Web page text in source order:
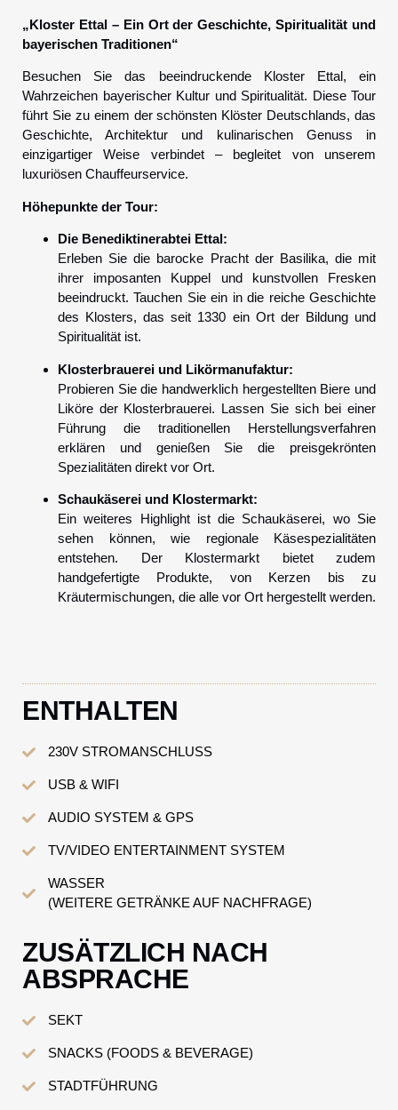
„Kloster Ettal – Ein Ort der Geschichte, Spiritualität und
bayerischen Traditionen“
Besuchen Sie das beeindruckende Kloster Ettal, ein
Wahrzeichen bayerischer Kultur und Spiritualität. Diese Tour
führt Sie zu einem der schönsten Klöster Deutschlands, das
Geschichte, Architektur und kulinarischen Genuss in
einzigartiger Weise verbindet – begleitet von unserem
luxuriösen Chauffeurservice.
Höhepunkte der Tour:
Die Benediktinerabtei Ettal:
Erleben Sie die barocke Pracht der Basilika, die mit
ihrer imposanten Kuppel und kunstvollen Fresken
beeindruckt. Tauchen Sie ein in die reiche Geschichte
des Klosters, das seit 1330 ein Ort der Bildung und
Spiritualität ist.
Klosterbrauerei und Likörmanufaktur:
Probieren Sie die handwerklich hergestellten Biere und
Liköre der Klosterbrauerei. Lassen Sie sich bei einer
Führung die traditionellen Herstellungsverfahren
erklären und genießen Sie die preisgekrönten
Spezialitäten direkt vor Ort.
Schaukäserei und Klostermarkt:
Ein weiteres Highlight ist die Schaukäserei, wo Sie
sehen können, wie regionale Käsespezialitäten
entstehen. Der Klostermarkt bietet zudem
handgefertigte Produkte, von Kerzen bis zu
Kräutermischungen, die alle vor Ort hergestellt werden.
ENTHALTEN
230V STROMANSCHLUSS
USB & WIFI
AUDIO SYSTEM & GPS
TV/VIDEO ENTERTAINMENT SYSTEM
WASSER
(WEITERE GETRÄNKE AUF NACHFRAGE)
ZUSÄTZLICH NACH
ABSPRACHE
SEKT
SNACKS (FOODS & BEVERAGE)
STADTFÜHRUNG